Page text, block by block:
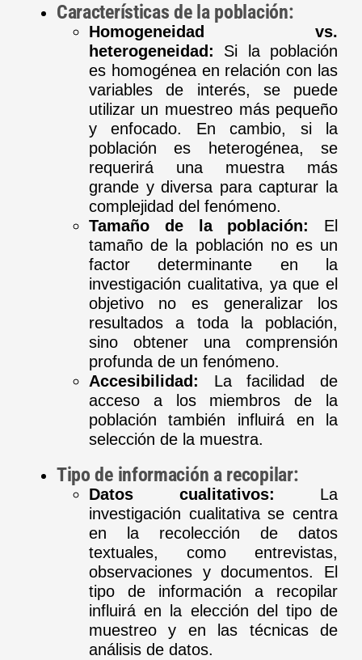
Características de la población:
Homogeneidad vs.
heterogeneidad: Si la población
es homogénea en relación con las
variables de interés, se puede
utilizar un muestreo más pequeño
y enfocado. En cambio, si la
población es heterogénea, se
requerirá una muestra más
grande y diversa para capturar la
complejidad del fenómeno.
Tamaño de la población:
El
tamaño de la población no es un
factor determinante en la
investigación cualitativa, ya que el
objetivo no es generalizar los
resultados a toda la población,
sino obtener una comprensión
profunda de un fenómeno.
Accesibilidad: La facilidad de
acceso a los miembros de la
población también influirá en la
selección de la muestra.
Tipo de información a recopilar:
Datos cualitativos: La
investigación cualitativa se centra
en la recolección de datos
textuales, como entrevistas,
observaciones y documentos. El
tipo de información a recopilar
influirá en la elección del tipo de
muestreo y en las técnicas de
análisis de datos.